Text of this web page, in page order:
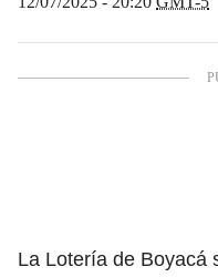
La Lotería de Boyacá